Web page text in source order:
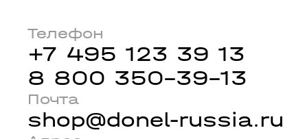
Телефон
+7 495 123 39 13
8 800 350-39-13
Почта
shop@donel-russia.ru